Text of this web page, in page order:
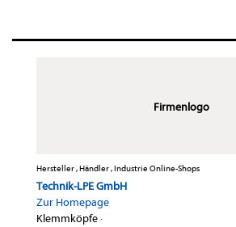
Firmenlogo
Hersteller , Händler , Industrie Online-Shops
Technik-LPE GmbH
Zur Homepage
Klemmköpfe·